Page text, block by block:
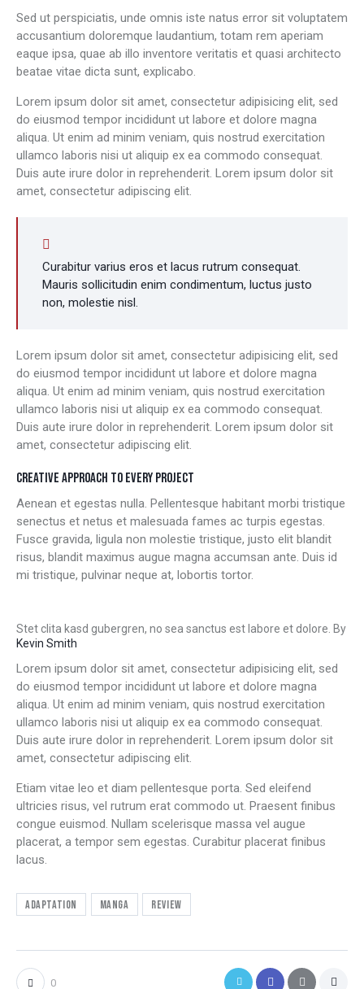
Sed ut perspiciatis, unde omnis iste natus error sit voluptatem
accusantium doloremque laudantium, totam rem aperiam
eaque ipsa, quae ab illo inventore veritatis et quasi architecto
beatae vitae dicta sunt, explicabo.
Lorem ipsum dolor sit amet, consectetur adipisicing elit, sed
do eiusmod tempor incididunt ut labore et dolore magna
aliqua. Ut enim ad minim veniam, quis nostrud exercitation
ullamco laboris nisi ut aliquip ex ea commodo consequat.
Duis aute irure dolor in reprehenderit. Lorem ipsum dolor sit
amet, consectetur adipiscing elit.
Curabitur varius eros et lacus rutrum consequat.
Mauris sollicitudin enim condimentum, luctus justo
non, molestie nisl.
Lorem ipsum dolor sit amet, consectetur adipisicing elit, sed
do eiusmod tempor incididunt ut labore et dolore magna
aliqua. Ut enim ad minim veniam, quis nostrud exercitation
ullamco laboris nisi ut aliquip ex ea commodo consequat.
Duis aute irure dolor in reprehenderit. Lorem ipsum dolor sit
amet, consectetur adipiscing elit.
CREATIVE APPROACH TO EVERY PROJECT
Aenean et egestas nulla. Pellentesque habitant morbi tristique
senectus et netus et malesuada fames ac turpis egestas.
Fusce gravida, ligula non molestie tristique, justo elit blandit
risus, blandit maximus augue magna accumsan ante. Duis id
mi tristique, pulvinar neque at, lobortis tortor.
Stet clita kasd gubergren, no sea sanctus est labore et dolore. By
Kevin Smith
Lorem ipsum dolor sit amet, consectetur adipisicing elit, sed
do eiusmod tempor incididunt ut labore et dolore magna
aliqua. Ut enim ad minim veniam, quis nostrud exercitation
ullamco laboris nisi ut aliquip ex ea commodo consequat.
Duis aute irure dolor in reprehenderit. Lorem ipsum dolor sit
amet, consectetur adipiscing elit.
Etiam vitae leo et diam pellentesque porta. Sed eleifend
ultricies risus, vel rutrum erat commodo ut. Praesent finibus
congue euismod. Nullam scelerisque massa vel augue
placerat, a tempor sem egestas. Curabitur placerat finibus
lacus.
Adaptation Manga Review
0